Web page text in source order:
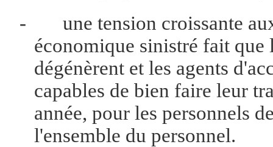
-
une tension croissante
économique sinistré fait que
dégénèrent et les agents
capables de bien faire leur
année, pour les personnels
l'ensemble du personnel.